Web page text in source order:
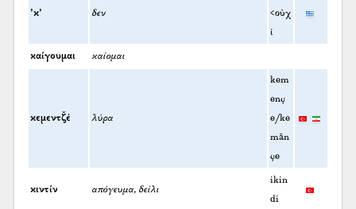
’κ’ δεν
<οὐχ
ί
καίγουμαι καίομαι
κεμεντζ̌έ λύρα
kem
enç
e/ke
mān
çe
κιντίν απόγευμα, δείλι
ikin
di